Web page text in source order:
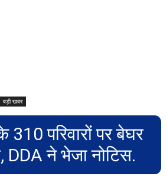
बड़ी खबर
310 परिवारों पर बेघर
DDA ने भेजा नोटिस.